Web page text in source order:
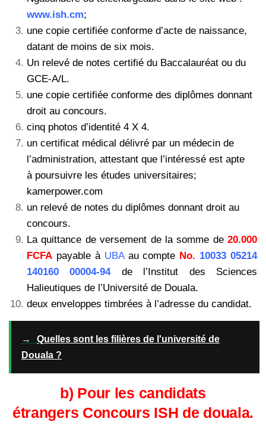
www.ish.cm;
une copie certifiée conforme d’acte de naissance,
datant de moins de six mois.
Un relevé de notes certifié du Baccalauréat ou du
GCE-A/L.
une copie certifiée conforme des diplômes donnant
droit au concours.
cinq photos d’identité 4 X 4.
un certificat médical délivré par un médecin de
l’administration, attestant que l’intéressé est apte
à poursuivre les études universitaires;
kamerpower.com
un relevé de notes du diplômes donnant droit au
concours.
La quittance de versement de la somme de 20.000
FCFA payable à UBAau compte No. 10033 05214
14016000004-94de l’Institut des Sciences
Halieutiques de l’Université de Douala.
deux enveloppes timbrées à l’adresse du candidat.
→
Quelles sont les filières de l'université de
Douala ?
b) Pour les candidats
étrangers Concours ISH de douala.